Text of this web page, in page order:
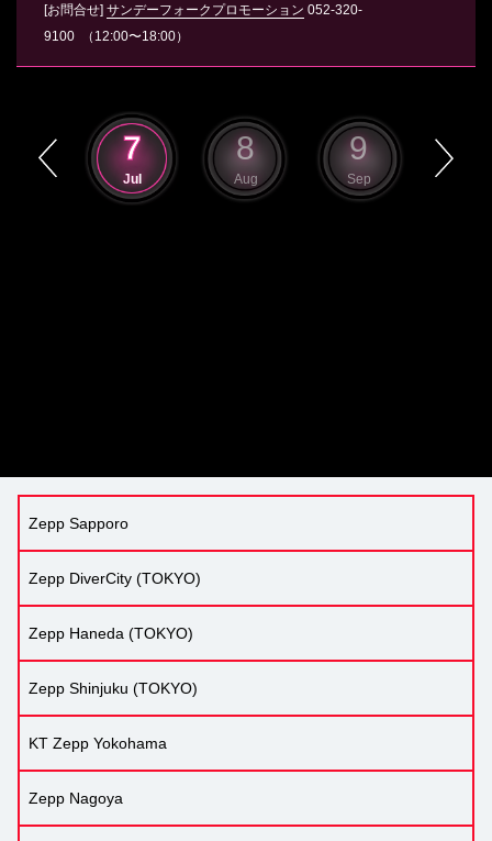
[お問合せ] サンデーフォークプロモーション 052-320-
9100
（12:00〜18:00）
7
Jul
8
Aug
9
Sep
Zepp Sapporo
Zepp DiverCity (TOKYO)
Zepp Haneda (TOKYO)
Zepp Shinjuku (TOKYO)
KT Zepp Yokohama
Zepp Nagoya